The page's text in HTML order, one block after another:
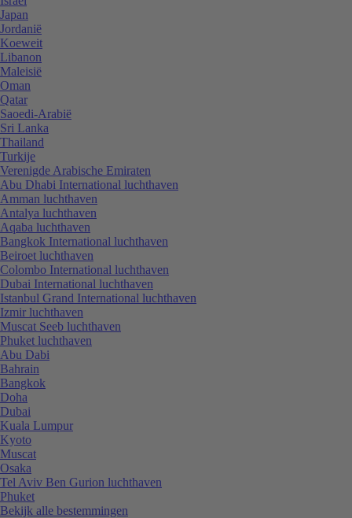
Japan
Jordanië
Koeweit
Libanon
Maleisië
Oman
Qatar
Saoedi-Arabië
Sri Lanka
Thailand
Turkije
Verenigde Arabische Emiraten
Abu Dhabi International luchthaven
Amman luchthaven
Antalya luchthaven
Aqaba luchthaven
Bangkok International luchthaven
Beiroet luchthaven
Colombo International luchthaven
Dubai International luchthaven
Istanbul Grand International luchthaven
Izmir luchthaven
Muscat Seeb luchthaven
Phuket luchthaven
Abu Dabi
Bahrain
Bangkok
Doha
Dubai
Kuala Lumpur
Kyoto
Muscat
Osaka
Tel Aviv Ben Gurion luchthaven
Phuket
Bekijk alle bestemmingen